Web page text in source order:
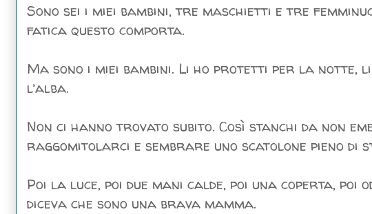
Sono sei i miei bambini, tre maschietti e tre
fatica questo comporta.
Ma sono i miei bambini. Li ho protetti per la notte,
l’alba.
Non ci hanno trovato subito. Così stanchi da non
raggomitolarci e sembrare uno scatolone pieno di
Poi la luce, poi due mani calde, poi una coperta, poi
diceva che sono una brava mamma.